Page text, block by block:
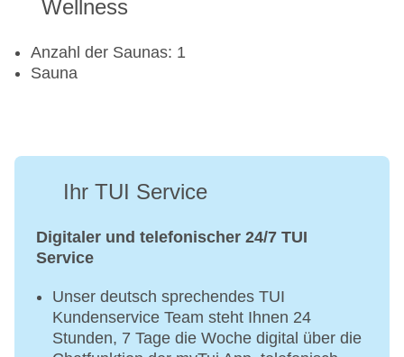
Wellness
Anzahl der Saunas: 1
Sauna
Ihr TUI Service
Digitaler und telefonischer 24/7 TUI
Service
Unser deutsch sprechendes TUI
Kundenservice Team steht Ihnen 24
Stunden, 7 Tage die Woche digital über die